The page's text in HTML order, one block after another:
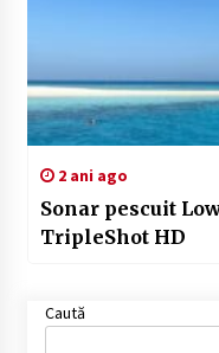
2 ani ago
Sonar pescuit
TripleShot HD
Caută